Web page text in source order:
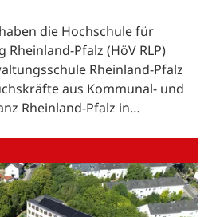
die Hochschule für
Pfalz (HöV RLP)
Rheinland-Pfalz
aus Kommunal- und
Rheinland-Pfalz in…